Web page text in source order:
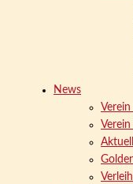
News
Verein